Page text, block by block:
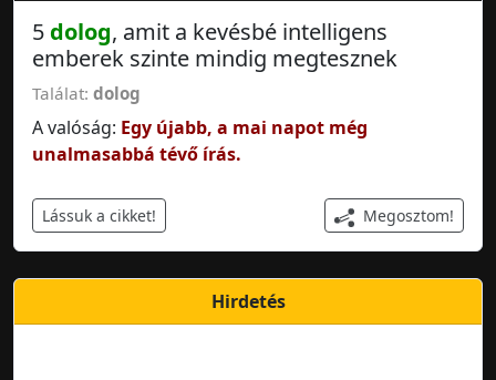
5 dolog, amit a kevésbé intelligens
emberek szinte mindig megtesznek
Találat: dolog
A valóság: Egy újabb, a mai napot még
unalmasabbá tévő írás.
Lássuk a cikket! Megosztom!
Hirdetés